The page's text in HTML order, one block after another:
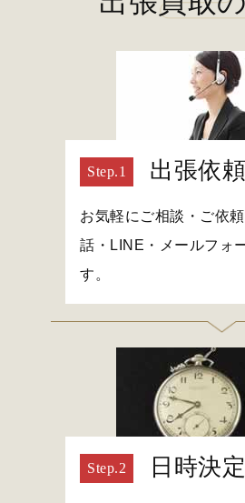
出張依頼
お気軽にご相談・ご依
話・LINE・メールフォ
す。
日時決定